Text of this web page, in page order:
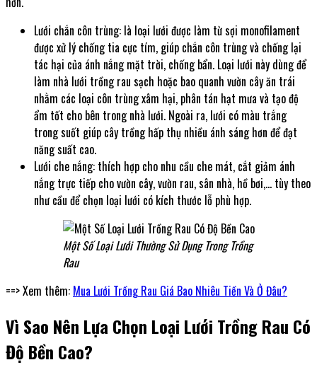
Lưới chắn côn trùng: là loại lưới được làm từ sợi monofilament
được xử lý chống tia cực tím, giúp chắn côn trùng và chống lại
tác hại của ánh nắng mặt trời, chống bẩn. Loại lưới này dùng để
làm nhà lưới trồng rau sạch hoặc bao quanh vườn cây ăn trái
nhằm các loại côn trùng xâm hại, phân tán hạt mưa và tạo độ
ẩm tốt cho bên trong nhà lưới. Ngoài ra, lưới có màu trắng
trong suốt giúp cây trồng hấp thụ nhiều ánh sáng hơn để đạt
năng suất cao.
Lưới che nắng: thích hợp cho nhu cầu che mát, cắt giảm ánh
nắng trực tiếp cho vườn cây, vườn rau, sân nhà, hồ bơi,… tùy theo
như cầu để chọn loại lưới có kích thước lỗ phù hợp.
Một Số Loại Lưới Thường Sử Dụng Trong Trồng
Rau
==> Xem thêm: Mua Lưới Trồng Rau Giá Bao Nhiêu Tiền Và Ở Đâu?
Vì Sao Nên Lựa Chọn Loại Lưới Trồng Rau Có
Độ Bền Cao?